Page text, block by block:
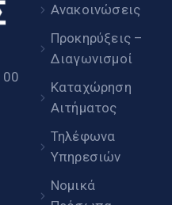
00
Ανακοινώσεις
Προκηρύξεις –
Διαγωνισμοί
Καταχώρηση
Αιτήματος
Τηλέφωνα
Υπηρεσιών
Νομικά